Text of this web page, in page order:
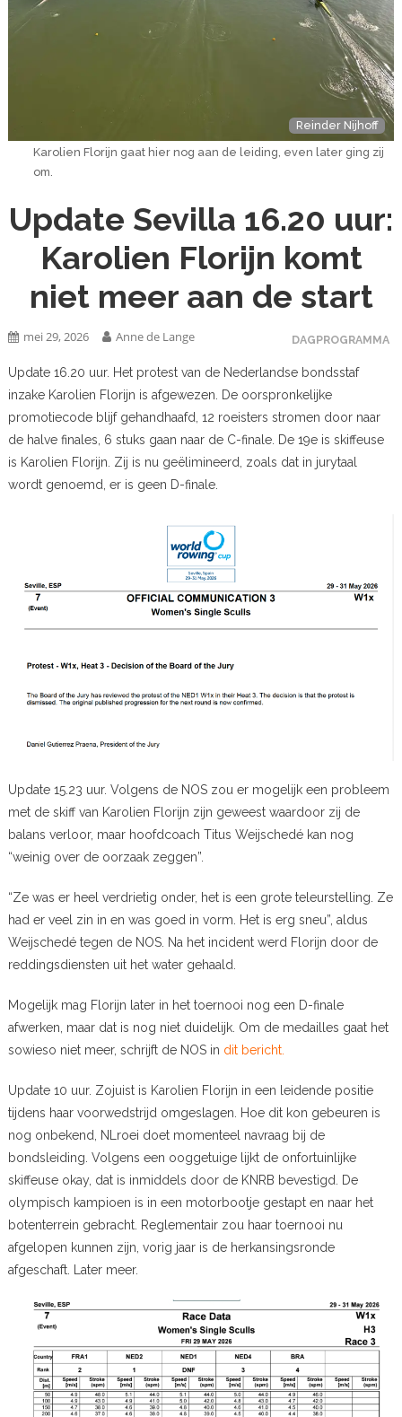
Reinder Nijhoff
Karolien Florijn gaat hier nog aan de leiding, even later ging zij
om.
Update Sevilla 16.20 uur:
Karolien Florijn komt
niet meer aan de start
DAGPROGRAMMA
mei 29, 2026 Anne de Lange
Update 16.20 uur. Het protest van de Nederlandse bondsstaf
inzake Karolien Florijn is afgewezen. De oorspronkelijke
promotiecode blijf gehandhaafd, 12 roeisters stromen door naar
de halve finales, 6 stuks gaan naar de C-finale. De 19e is skiffeuse
is Karolien Florijn. Zij is nu geëlimineerd, zoals dat in jurytaal
wordt genoemd, er is geen D-finale.
Update 15.23 uur. Volgens de NOS zou er mogelijk een probleem
met de skiff van Karolien Florijn zijn geweest waardoor zij de
balans verloor, maar hoofdcoach Titus Weijschedé kan nog
“weinig over de oorzaak zeggen”.
“Ze was er heel verdrietig onder, het is een grote teleurstelling. Ze
had er veel zin in en was goed in vorm. Het is erg sneu”, aldus
Weijschedé tegen de NOS. Na het incident werd Florijn door de
reddingsdiensten uit het water gehaald.
Mogelijk mag Florijn later in het toernooi nog een D-finale
afwerken, maar dat is nog niet duidelijk. Om de medailles gaat het
sowieso niet meer, schrijft de NOS in dit bericht.
Update 10 uur. Zojuist is Karolien Florijn in een leidende positie
tijdens haar voorwedstrijd omgeslagen. Hoe dit kon gebeuren is
nog onbekend, NLroei doet momenteel navraag bij de
bondsleiding. Volgens een ooggetuige lijkt de onfortuinlijke
skiffeuse okay, dat is inmiddels door de KNRB bevestigd. De
olympisch kampioen is in een motorbootje gestapt en naar het
botenterrein gebracht. Reglementair zou haar toernooi nu
afgelopen kunnen zijn, vorig jaar is de herkansingsronde
afgeschaft. Later meer.